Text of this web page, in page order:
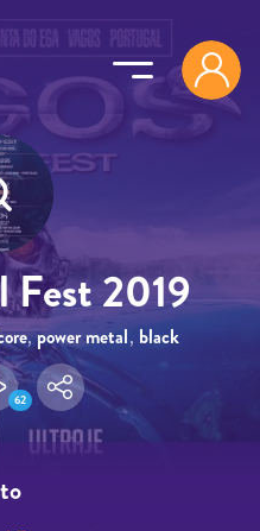
Fest 2019
,power metal, black
62